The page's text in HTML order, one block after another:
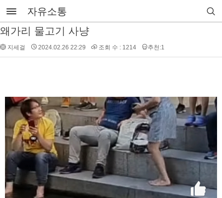
자유소통
왜가리 물고기 사냥
지세걸 2024.02.26 22:29 조회 수 : 1214 추천:1